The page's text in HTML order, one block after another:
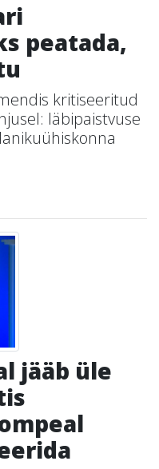
peatada,
kritiseeritud
läbipaistvuse
jääb üle